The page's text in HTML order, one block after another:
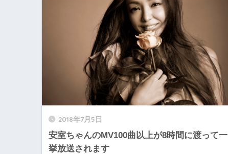
2018年7月5日
安室ちゃんのMV100曲以上が8時間に渡って一
挙放送されます